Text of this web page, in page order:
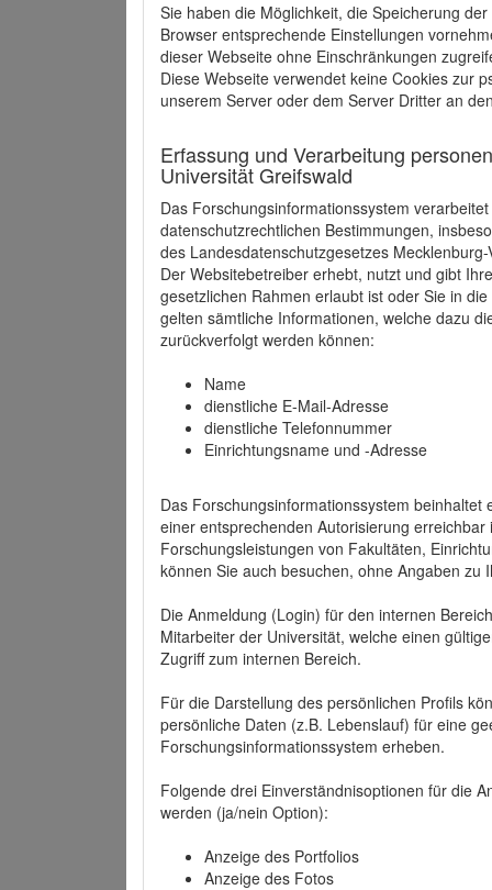
Sie haben die Möglichkeit, die Speicherung
Browser entsprechende Einstellungen
dieser Webseite ohne Einschränkungen
Diese Webseite verwendet keine Cookies zur
unserem Server oder dem Server Dritter an
Erfassung und Verarbeitung
Universität Greifswald
Das Forschungsinformationssystem
datenschutzrechtlichen Bestimmungen,
des Landesdatenschutzgesetzes
Der Websitebetreiber erhebt, nutzt und gibt
gesetzlichen Rahmen erlaubt ist oder Sie in
gelten sämtliche Informationen, welche dazu
zurückverfolgt werden können:
Name
dienstliche E-Mail-Adresse
dienstliche Telefonnummer
Einrichtungsname und -Adresse
Das Forschungsinformationssystem beinhaltet
einer entsprechenden Autorisierung
Forschungsleistungen von Fakultäten,
können Sie auch besuchen, ohne Angaben zu
Die Anmeldung (Login) für den internen
Mitarbeiter der Universität, welche einen
Zugriff zum internen Bereich.
Für die Darstellung des persönlichen Profils
persönliche Daten (z.B. Lebenslauf) für eine
Forschungsinformationssystem erheben.
Folgende drei Einverständnisoptionen für die
werden (ja/nein Option):
Anzeige des Portfolios
Anzeige des Fotos